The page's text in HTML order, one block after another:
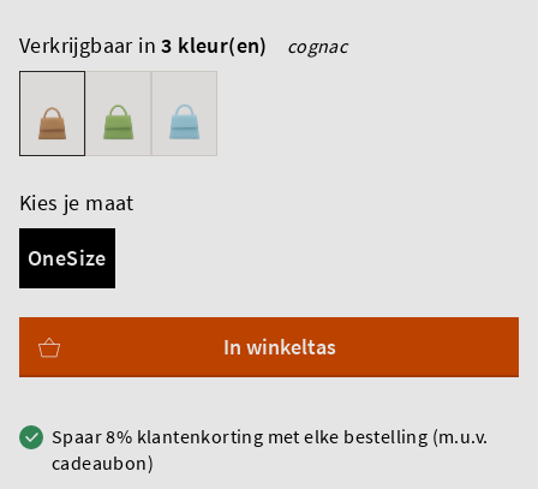
Verkrijgbaar in3 kleur(en) cognac
Kies je maat
OneSize
In winkeltas
Spaar 8% klantenkorting met elke bestelling (m.u.v.
cadeaubon)